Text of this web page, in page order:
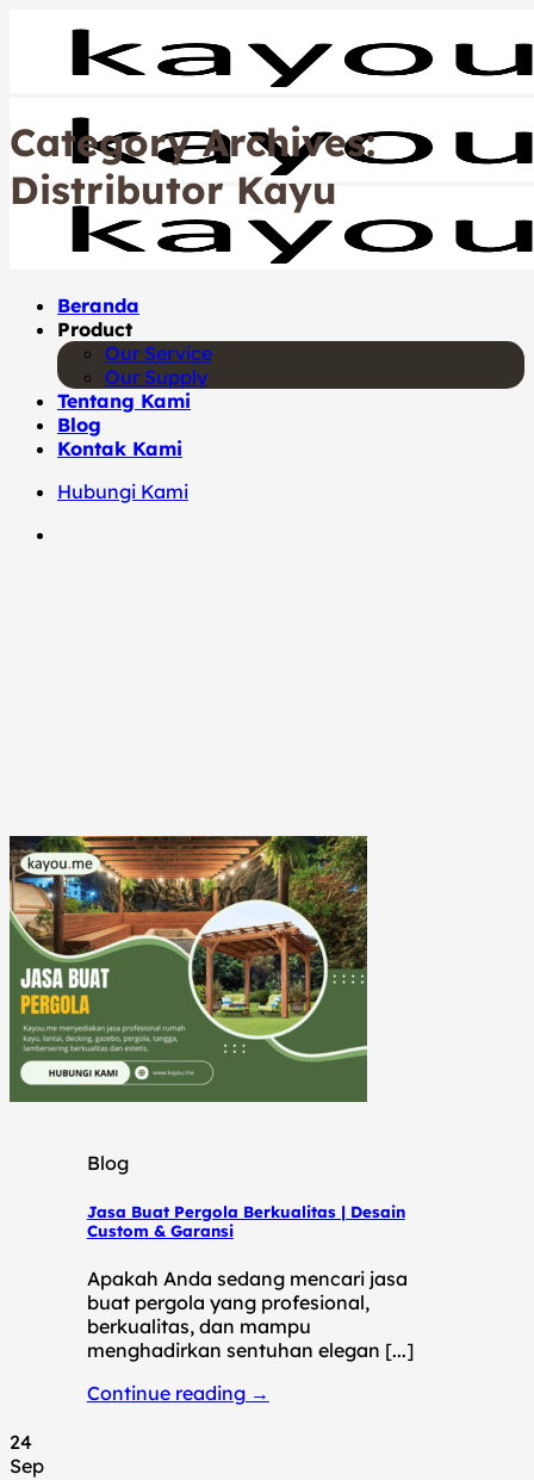
content
Beranda
Product
Our Service
Our Supply
Tentang Kami
Blog
Kontak Kami
Hubungi Kami
Category Archives:
Distributor Kayu
Blog
Jasa Buat Pergola Berkualitas | Desain
Custom & Garansi
Apakah Anda sedang mencari jasa
buat pergola yang profesional,
berkualitas, dan mampu
menghadirkan sentuhan elegan [...]
Continue reading →
24
Sep